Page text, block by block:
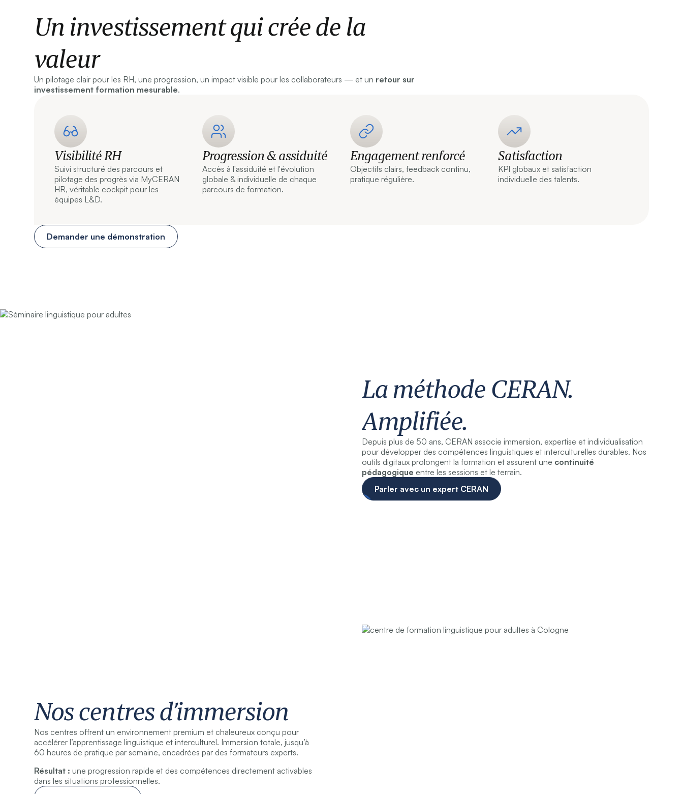
Un investissement qui crée de la
valeur
Un pilotage clair pour les RH, une progression, un impact visible pour les collaborateurs — et un retour sur
investissement formation mesurable.
Visibilité RH
Suivi structuré des parcours et
pilotage des progrès via MyCERAN
HR, véritable cockpit pour les
équipes L&D.
Progression & assiduité
Accès à l'assiduité et l'évolution
globale & individuelle de chaque
parcours de formation.
Engagement renforcé
Objectifs clairs, feedback continu,
pratique régulière.
Satisfaction
KPI globaux et satisfaction
individuelle des talents.
Demander une démonstration
La méthode CERAN.
Amplifiée.
Depuis plus de 50 ans, CERAN associe immersion, expertise et individualisation
pour développer des compétences linguistiques et interculturelles durables. Nos
outils digitaux prolongent la formation et assurent une continuité
pédagogique entre les sessions et le terrain.
Parler avec un expert CERAN
Nos centres d’immersion
Nos centres offrent un environnement premium et chaleureux conçu pour
accélérer l’apprentissage linguistique et interculturel. Immersion totale, jusqu’à
60 heures de pratique par semaine, encadrées par des formateurs experts.
Résultat : une progression rapide et des compétences directement activables
dans les situations professionnelles.